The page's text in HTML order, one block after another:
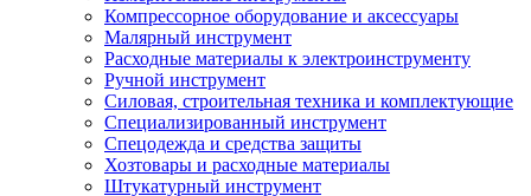
Компрессорное оборудование и аксессуары
Малярный инструмент
Расходные материалы к электроинструменту
Ручной инструмент
Силовая, строительная техника и комплектующие
Специализированный инструмент
Спецодежда и средства защиты
Хозтовары и расходные материалы
Штукатурный инструмент